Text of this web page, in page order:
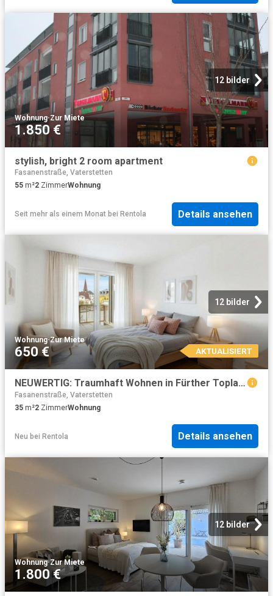
12 bilder
Wohnung·Zur Miete
1.850 €
stylish, bright 2 room apartment
Fasanenstraße, Vaterstetten
55 m²2 ZimmerWohnung
Seit mehr als einem Monat bei Rentola Details ansehen
12 bilder
Wohnung·Zur Miete
650 € AKTUALISIERT
NEUWERTIG: Traumhaft Wohnen in Fürther Toplage!
Fasanenstraße, Vaterstetten
35 m²2 ZimmerWohnung
Neu bei Rentola Details ansehen
12 bilder
Wohnung·Zur Miete
1.800 €